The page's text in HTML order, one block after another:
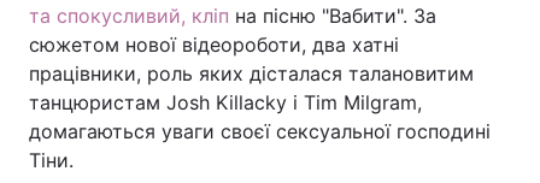
та спокусливий, кліп на пісню "Вабити". За
сюжетом нової відеороботи, два хатні
працівники, роль яких дісталася талановитим
танцюристам Josh Killacky і Tim Milgram,
домагаються уваги своєї сексуальної господині
Тіни.